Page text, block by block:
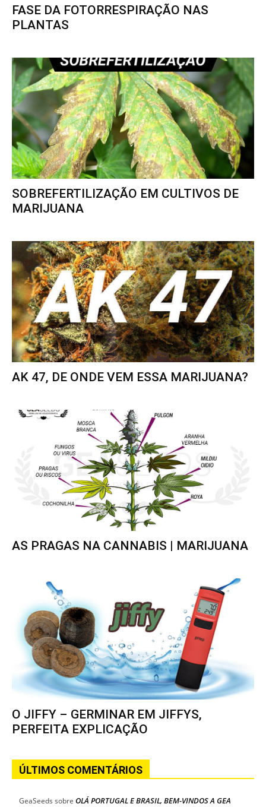
FASE DA FOTORRESPIRAÇÃO NAS
PLANTAS
SOBREFERTILIZAÇÃO EM CULTIVOS DE
MARIJUANA
AK 47, DE ONDE VEM ESSA MARIJUANA?
AS PRAGAS NA CANNABIS | MARIJUANA
O JIFFY – GERMINAR EM JIFFYS,
PERFEITA EXPLICAÇÃO
ÚLTIMOS COMENTÁRIOS
GeaSeeds sobre OLÁ PORTUGAL E BRASIL, BEM-VINDOS A GEA